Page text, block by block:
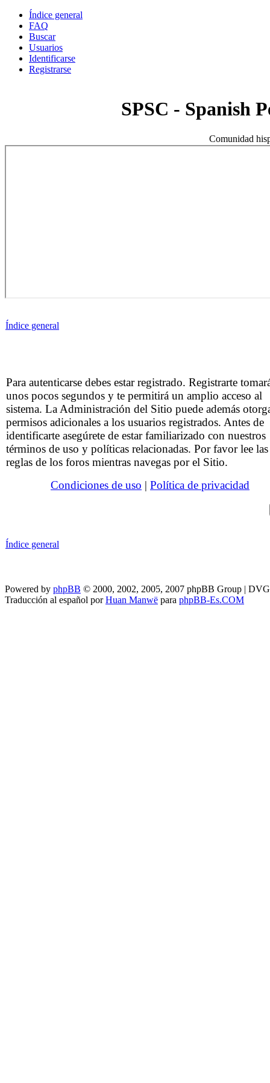
Índice general
FAQ
Buscar
Usuarios
Identificarse
Registrarse
SPSC - Spanish
Comunidad
Índice general
Para autenticarse debes estar registrado. Registrarte
unos pocos segundos y te permitirá un amplio acceso al
sistema. La Administración del Sitio puede además
permisos adicionales a los usuarios registrados. Antes de
identificarte asegúrete de estar familiarizado con nuestros
términos de uso y políticas relacionadas. Por favor lee las
reglas de los foros mientras navegas por el Sitio.
Condiciones de uso | Política de privacidad
Índice general
Powered by phpBB © 2000, 2002, 2005, 2007 phpBB Group |
Traducción al español porHuan Manwë para phpBB-Es.COM